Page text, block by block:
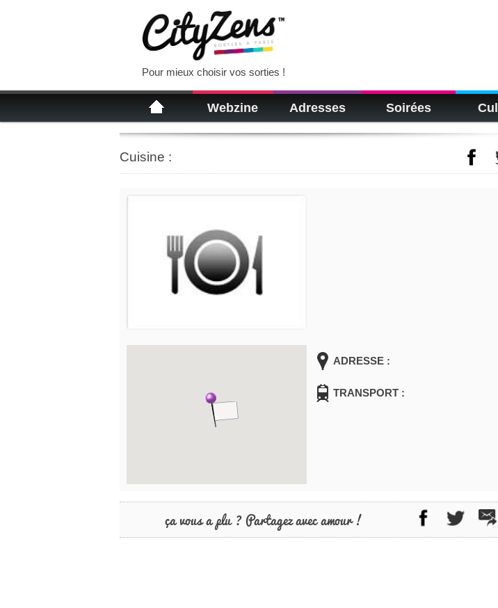
Pour mieux choisir vos sorties !
Webzine Adresses Soirées
Cuisine :
ADRESSE :
TRANSPORT :
ça vous a plu ? Partagez avec amour !